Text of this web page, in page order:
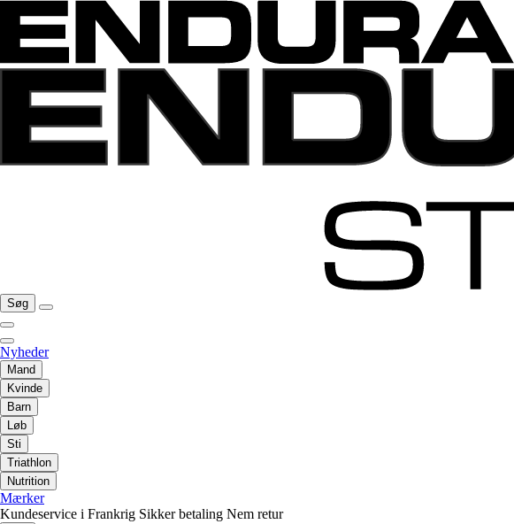
Søg
Nyheder
Mand
Kvinde
Barn
Løb
Sti
Triathlon
Nutrition
Mærker
Kundeservice i Frankrig Sikker betaling Nem retur